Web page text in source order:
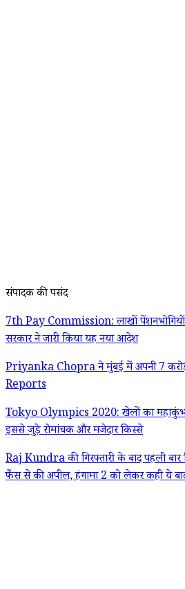
संपादक की पसंद
7th Pay Commission: लाखों पेंशनभोगियों
सरकार ने जारी किया यह नया आदेश
Priyanka Chopra ने मुंबई में अपनी 7 करोड़
Reports
Tokyo Olympics 2020: खेलों का महाकुंभ
इससे जुड़े रोमांचक और मजेदार किस्से
Raj Kundra की गिरफ्तारी के बाद पहली बार
फैंस से की अपील, हंगामा 2 को लेकर कही ये